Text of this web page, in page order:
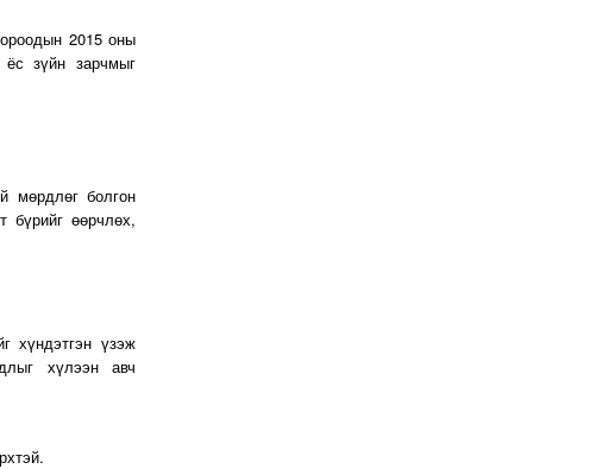
2015 оны
зүйн зарчмыг
мөрдлөг болгон
бүрийг өөрчлөх,
хүндэтгэн үзэж
хүлээн авч